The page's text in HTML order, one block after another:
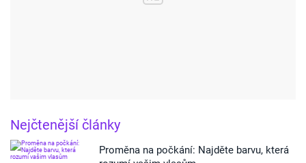
Nejčtenější články
Proměna na počkání: Najděte barvu, která